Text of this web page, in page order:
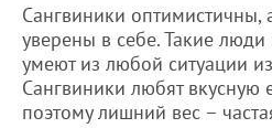
Сангвиники
уверены в себе. Такие
умеют из любой ситуации
Сангвиники любят вкусную
поэтому лишний вес –